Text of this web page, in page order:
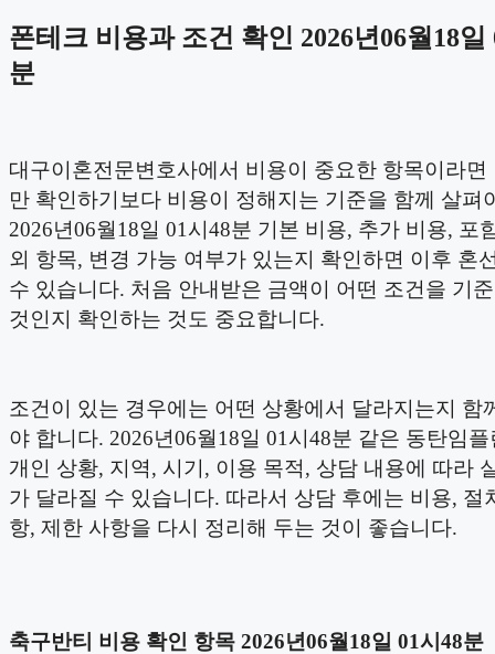
폰테크 비용과 조건 확인 2026년06월18일
분
대구이혼전문변호사에서 비용이 중요한 항목이라면
만 확인하기보다 비용이 정해지는 기준을 함께 살펴
2026년06월18일 01시48분 기본 비용, 추가 비용, 포
외 항목, 변경 가능 여부가 있는지 확인하면 이후 혼
수 있습니다. 처음 안내받은 금액이 어떤 조건을 기
것인지 확인하는 것도 중요합니다.
조건이 있는 경우에는 어떤 상황에서 달라지는지 함
야 합니다. 2026년06월18일 01시48분 같은 동탄임
개인 상황, 지역, 시기, 이용 목적, 상담 내용에 따라
가 달라질 수 있습니다. 따라서 상담 후에는 비용, 절
항, 제한 사항을 다시 정리해 두는 것이 좋습니다.
축구반티 비용 확인 항목 2026년06월18일 01시48분